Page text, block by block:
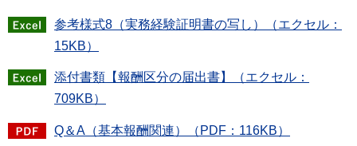
参考様式8（実務経験証明書の写し）（エクセル：
15KB）
添付書類【報酬区分の届出書】（エクセル：
709KB）
Q＆A（基本報酬関連）（PDF：116KB）